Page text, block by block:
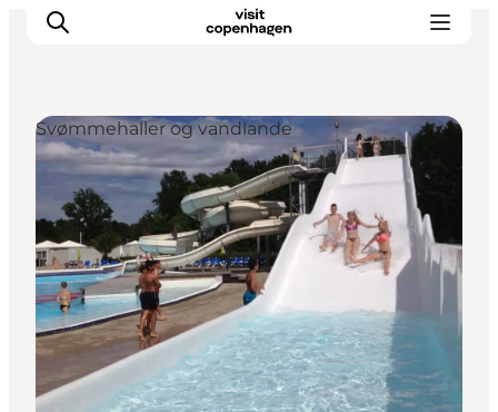
This is Copenhagen
Aktiviteter
Spis & drik
Områder
Planlæg din tur
CopenPay
Copenhagen Card
Svømmehaller og vandlande